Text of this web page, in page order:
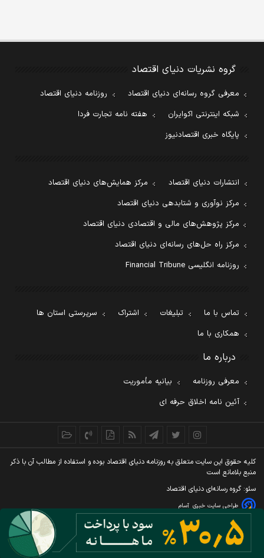
گروه نشریات دنیای اقتصاد
معرفی گروه رسانه‌ای دنیای اقتصاد
روزنامه دنیای اقتصاد
شبکه اینترنتی اکوایران
هفته نامه تجارت فردا
پایگاه خبری اقتصادنیوز
انتشارات دنیای اقتصاد
مرکز همایش‌های دنیای اقتصاد
مرکز نوآوری و شتابدهی دنیای اقتصاد
مرکز پژوهش‌های مالی و اقتصادی دنیای اقتصاد
مرکز راه حل‌های رسانه‌ای دنیای اقتصاد
روزنامه انگلیسی Financial Tribune
تماس با ما تبلیغات اشتراک
سرپرستی استان ها
همکاری با ما
درباره ما
معرفی روزنامه
بیانیه مأموریت
آئین نامه اخلاق حرفه ای
کليه حقوق اين سايت متعلق به روزنامه دنيای اقتصاد بوده و استفاده از مطالب آن با ذکر
منبع بلامانع است
سئو: گروه رسانه‌ای دنیای اقتصاد
طراحی سایت خبری آسام